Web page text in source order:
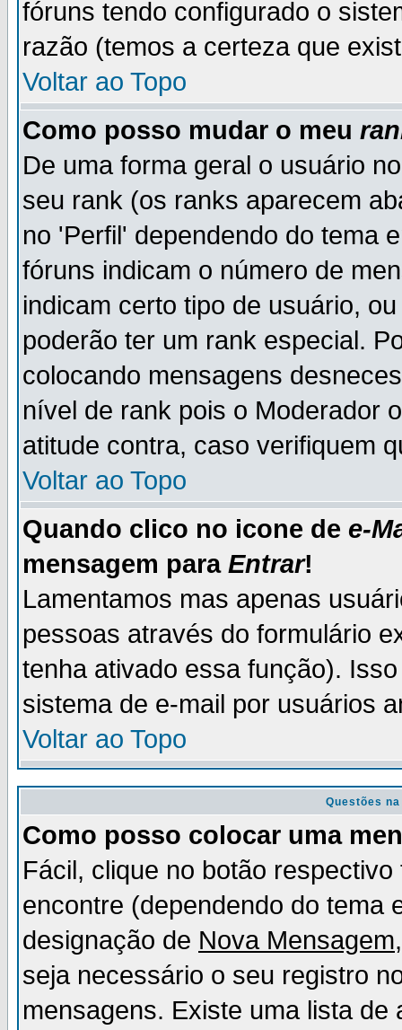
fóruns tendo configurado o
razão (temos a certeza que
Voltar ao Topo
Como posso mudar o meu
De uma forma geral o usuário
seu rank (os ranks aparecem
no 'Perfil' dependendo do tema
fóruns indicam o número de
indicam certo tipo de usuário,
poderão ter um rank especial.
colocando mensagens
nível de rank pois o Moderador
atitude contra, caso verifiquem
Voltar ao Topo
Quando clico no icone de e-
mensagem para Entrar!
Lamentamos mas apenas
pessoas através do formulário
tenha ativado essa função).
sistema de e-mail por usuários
Voltar ao Topo
Questões
Como posso colocar uma
Fácil, clique no botão
encontre (dependendo do tema
designação de Nova Mensagem
seja necessário o seu registro
mensagens. Existe uma lista